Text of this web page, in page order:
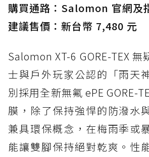
購買通路：Salomon 官網及
建議售價：新台幣 7,480 元
Salomon XT-6 GORE-TEX
士與戶外玩家公認的「雨天
別採用全新無氟 ePE GORE-
膜，除了保持強悍的防潑水
兼具環保概念，在梅雨季或
能讓雙腳保持絕對乾爽。性